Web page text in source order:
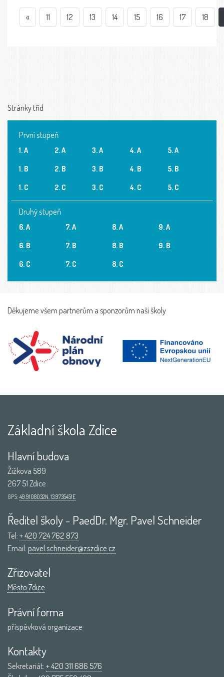
« 11 12 13 14 15 16 17 18
Stránky tříd
První stupeň
1. A
1. B
1. C
2. A
2. B
2. C
3. A
3. B
3. C
4. A
4. B
4. C
5. A
5. B
5. C
Druhý stupeň
6. A
6. B
6. C
7. A
7. B
7. C
8. A
8. B
8. C
9. A
9. B
Děkujeme všem partnerům a sponzorům naší školy
Základní škola Zdice
Hlavní budova
Žižkova 589
267 51 Zdice
GPS: 49.9108032N, 13.9735451E
Ředitel školy - PaedDr. Mgr. Pavel Schneider
Tel:+ 420 724 762 873
Email:pavel.schneider@zszdice.cz
Zřizovatel
Město Zdice
Právní forma
příspěvková organizace
Kontakty
Sekretariát:+ 420 311 686 576